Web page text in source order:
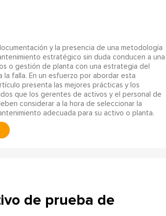
y la presencia de una metodología
estratégico sin duda conducen a una
o gestión de planta con una estrategia del
la falla. En un esfuerzo por abordar esta
presenta las mejores prácticas y los
que los gerentes de activos y el personal de
considerar a la hora de seleccionar la
adecuada para su activo o planta.
de prueba de